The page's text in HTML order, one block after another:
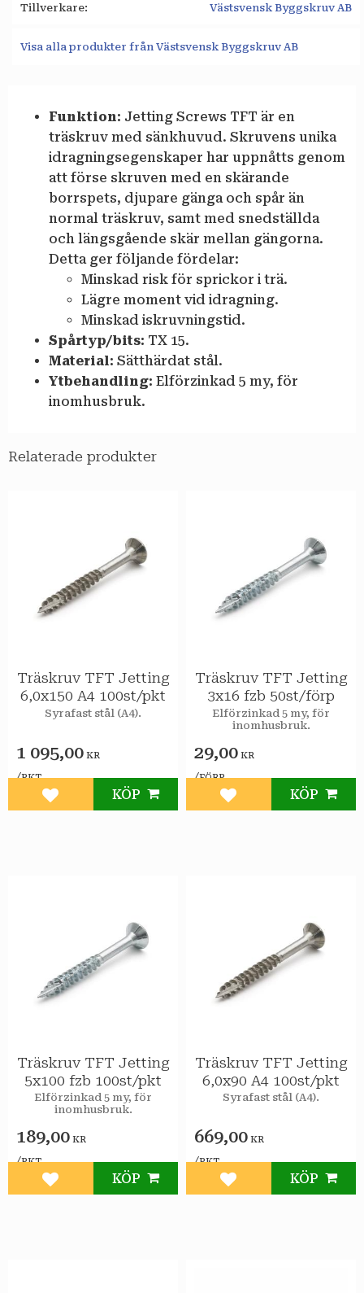
Tillverkare
Västsvensk Byggskruv AB
Visa alla produkter från Västsvensk Byggskruv AB
Funktion: Jetting Screws TFT är en
träskruv med sänkhuvud. Skruvens unika
idragningsegenskaper har uppnåtts genom
att förse skruven med en skärande
borrspets, djupare gänga och spår än
normal träskruv, samt med snedställda
och längsgående skär mellan gängorna.
Detta ger följande fördelar:
Minskad risk för sprickor i trä.
Lägre moment vid idragning.
Minskad iskruvningstid.
Spårtyp/bits: TX 15.
Material: Sätthärdat stål.
Ytbehandling: Elförzinkad 5 my, för
inomhusbruk.
Relaterade produkter
Träskruv TFT Jetting
6,0x150 A4 100st/pkt
Syrafast stål (A4).
1 095,00 KR
/PKT
Lägg till i favoriter
KÖP
Träskruv TFT Jetting
3x16 fzb 50st/förp
Elförzinkad 5 my, för
inomhusbruk.
29,00 KR
/FÖRP
Lägg till i favoriter
KÖP
Träskruv TFT Jetting
5x100 fzb 100st/pkt
Elförzinkad 5 my, för
inomhusbruk.
189,00 KR
/PKT
Lägg till i favoriter
KÖP
Träskruv TFT Jetting
6,0x90 A4 100st/pkt
Syrafast stål (A4).
669,00 KR
/PKT
Lägg till i favoriter
KÖP